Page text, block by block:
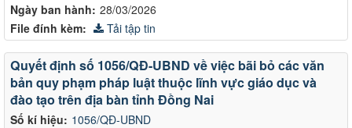
Ngày ban hành: 28/03/2026
File đính kèm: Tải tập tin
Số kí hiệu: 1056/QĐ-UBND
Quyết định số 1056/QĐ-UBND về việc bãi bỏ các văn
bản quy phạm pháp luật thuộc lĩnh vực giáo dục và
đào tạo trên địa bàn tỉnh Đồng Nai